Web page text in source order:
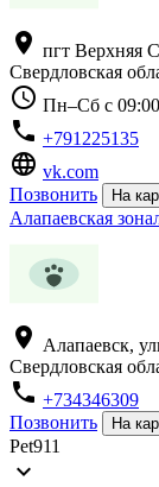
location_on пгт Верхняя
Свердловская
schedule Пн–Сб с
phone +791225135
language vk.com
Позвонить
На
Алапаевская
location_on Алапаевск,
Свердловская
phone +734346309
Позвонить
На
Pet911
expand_more